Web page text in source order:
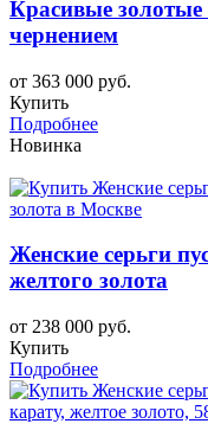
Красивые золотые
чернением
от 363 000 руб.
Купить
Подробнее
Новинка
Женские серьги
желтого золота
от 238 000 руб.
Купить
Подробнее